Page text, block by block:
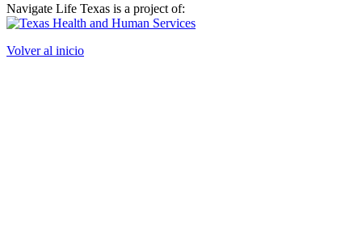
Navigate Life Texas is a project of:
Volver al inicio